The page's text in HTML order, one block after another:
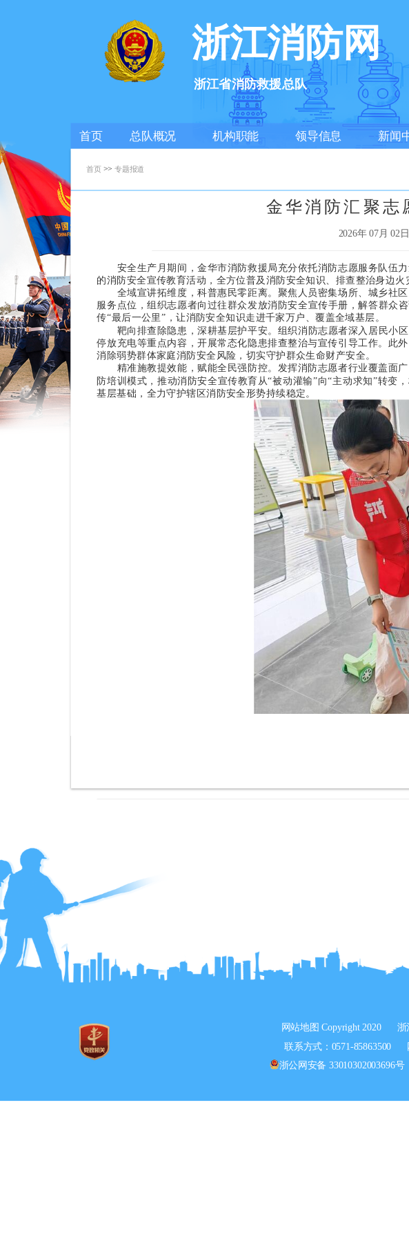
浙江消防网
浙江省消防救援总队
首页 总队概况 机构职能 领导信息 新闻
首页 >>专题报道
金华消防汇聚志
2026年 07月 02
安全生产月期间，金华市消防救援局充分依托消防志愿服务队伍力
的消防安全宣传教育活动，全方位普及消防安全知识、排查整治身边火
全域宣讲拓维度，科普惠民零距离。 聚焦人员密集场所、城乡社
服务点位，组织志愿者向过往群众发放消防安全宣传手册，解答群众
传“最后一公里”，让消防安全知识走进千家万户、覆盖全域基层。
靶向排查除隐患，深耕基层护平安。 组织消防志愿者深入居民小
停放充电等重点内容，开展常态化隐患排查整治与宣传引导工作。此
消除弱势群体家庭消防安全风险，切实守护群众生命财产安全。
精准施教提效能，赋能全民强防控。 发挥消防志愿者行业覆盖面
防培训模式，推动消防安全宣传教育从“被动灌输”向“主动求知”转变
基层基础，全力守护辖区消防安全形势持续稳定。
网站地图 Copyright 2020 浙
联系方式：0571-85863500
浙公网安备 33010302003696号